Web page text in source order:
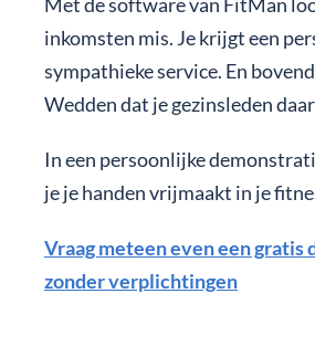
inkomsten mis. Je krijgt een
sympathieke service. En
Wedden dat je gezinsleden
In een persoonlijke
je je handen vrijmaakt in je
Vraag meteen even een gratis
zonder verplichtingen